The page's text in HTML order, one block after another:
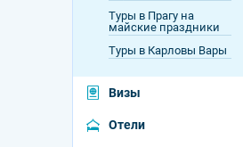
Мальдивы
ОАЭ
Туры в Прагу на
майские праздники
Туры в Карловы Вары
Визы
Отели